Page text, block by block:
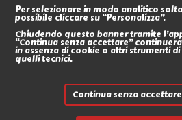
Per selezionare in modo analitico
possibile cliccare su “Personalizza”.
Chiudendo questo banner tramite
“Continua senza accettare”
in assenza di cookie o altri strumenti
quelli tecnici.
Continua senza accettare